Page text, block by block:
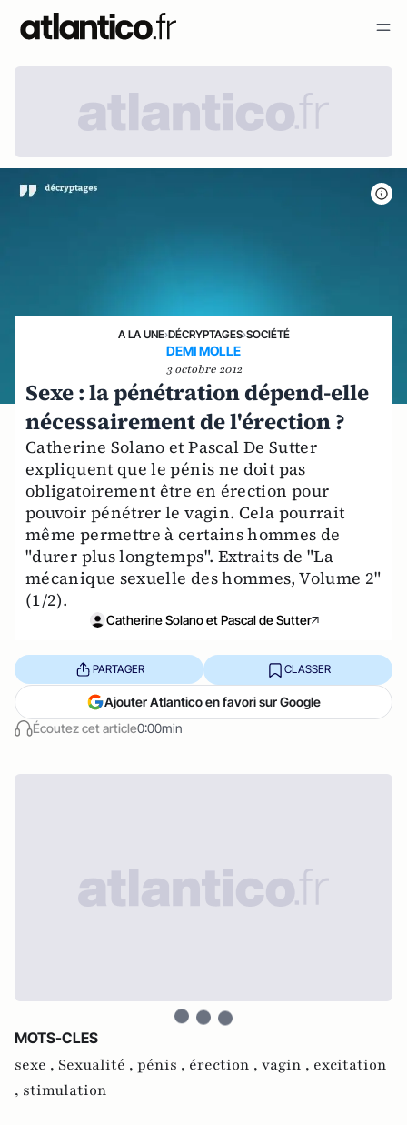
A LA UNE›DÉCRYPTAGES›SOCIÉTÉ
DEMI MOLLE
3 octobre 2012
Sexe : la pénétration dépend-elle
nécessairement de l'érection ?
Catherine Solano et Pascal De Sutter
expliquent que le pénis ne doit pas
obligatoirement être en érection pour
pouvoir pénétrer le vagin. Cela pourrait
même permettre à certains hommes de
"durer plus longtemps". Extraits de "La
mécanique sexuelle des hommes, Volume 2"
(1/2).
Catherine Solano et Pascal de Sutter
Écoutez cet article0:00min
PARTAGER CLASSER
Ajouter Atlantico en favori sur Google
MOTS-CLES
sexe , Sexualité , pénis , érection , vagin , excitation
, stimulation